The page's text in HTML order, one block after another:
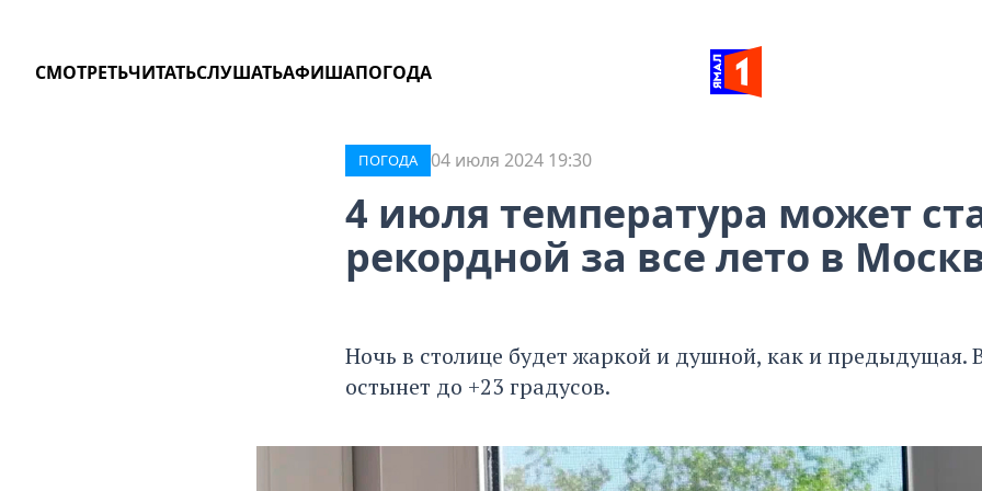
СМОТРЕТЬЧИТАТЬСЛУШАТЬАФИШАПОГОДА
ПОГОДА 04 июля 2024 19:30
4 июля температура может
рекордной за все лето в
Ночь в столице будет жаркой и душной, как и предыдущая.
остынет до +23 градусов.